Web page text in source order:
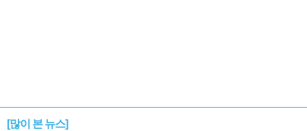
[많이 본 뉴스]